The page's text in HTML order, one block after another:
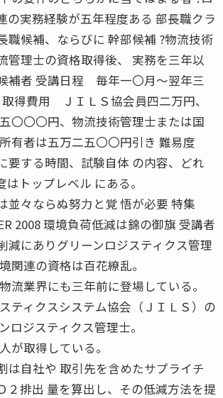
の実務経験が五年程度ある 部長職クラ
職候補、ならびに 幹部候補 ?物流技術
管理士の資格取得後、 実務を三年以
補者 受講日程 毎年一〇月〜翌年三
得費用 ＪＩＬＳ協会員四二万円、
〇〇〇円、物流技術管理士または国
有者は五万二五〇〇円引き 難易度
要する時間、試験自体 の内容、どれ
トップレベル にある。
並々ならぬ努力と覚 悟が必要 特集
環境負荷低減は錦の御旗 受講者
減にありグリーンロジスティクス管理
連の資格は百花繚乱。
流業界にも三年前に登場している。
ティクスシステム協会（ＪＩＬＳ）の
ロジスティクス管理士。
が取得している。
は自社や 取引先を含めたサプライチ
２排出 量を算出し、その低減方法を提